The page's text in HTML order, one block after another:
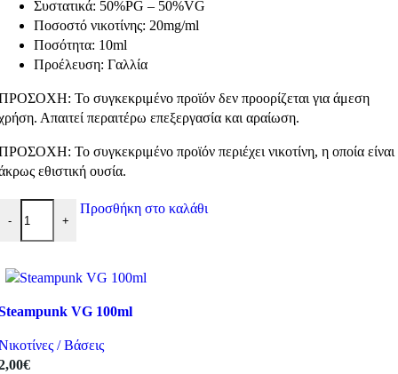
Συστατικά: 50%PG – 50%VG
Ποσοστό νικοτίνης: 20mg/ml
Ποσότητα: 10ml
Προέλευση: Γαλλία
Το συγκεκριμένο προϊόν δεν προορίζεται για άμεση
Απαιτεί περαιτέρω επεξεργασία και αραίωση.
Το συγκεκριμένο προϊόν περιέχει νικοτίνη, η οποία είναι
εθιστική ουσία.
-
France Nicotine Booster 50-50 ποσότητα
+
Προσθήκη στο καλάθι
VG 100ml
/ Βάσεις
€